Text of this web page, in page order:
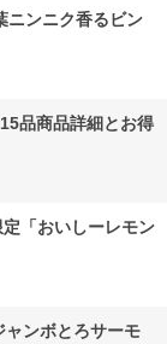
ニンニク香るビン
品商品詳細とお得
「おいしーレモン
ャンボとろサーモ